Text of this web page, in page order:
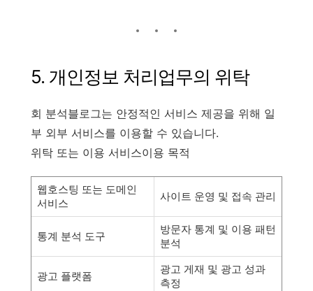
5. 개인정보 처리업무의 위탁
회 분석블로그는 안정적인 서비스 제공을 위해 일
부 외부 서비스를 이용할 수 있습니다.
위탁 또는 이용 서비스이용 목적
웹호스팅 또는 도메인
서비스
사이트 운영 및 접속 관리
통계 분석 도구
방문자 통계 및 이용 패턴
분석
광고 플랫폼
광고 게재 및 광고 성과
측정